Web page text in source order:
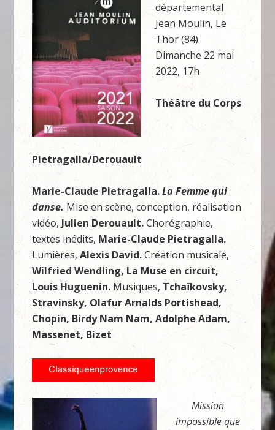
départemental
Jean Moulin, Le
Thor (84).
Dimanche 22 mai
2022, 17h
Théâtre du Corps
Pietragalla/Derouault
Marie-Claude Pietragalla.La Femme qui
danse. Mise en scène, conception, réalisation
vidéo,Julien Derouault.Chorégraphie,
textes inédits, Marie-Claude Pietragalla.
Lumières, Alexis David.Création musicale,
Wilfried Wendling, La Muse en circuit,
Louis Huguenin. Musiques, Tchaïkovsky,
Stravinsky, Olafur Arnalds Portishead,
Chopin, Birdy Nam Nam, Adolphe Adam,
Massenet, Bizet
Mission
impossible que